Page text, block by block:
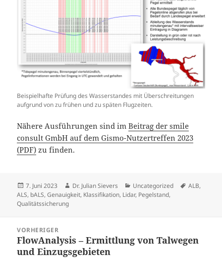
Beispielhafte Prüfung des Wasserstandes mit Überschreitungen
aufgrund von zu frühen und zu späten Flugzeiten.
Nähere Ausführungen sind imBeitrag der smile
consult GmbH auf dem Gismo-Nutzertreffen 2023
(PDF) zu finden.
Veröffentlicht
am
7. Juni 2023 Autor
Dr. Julian Sievers Kategorien
Uncategorized ALB,
ALS, bALS,Genauigkeit, Klassifikation, Lidar, Pegelstand,
Qualitätssicherung
VORHERIGER
Vorheriger
Beitrag:
FlowAnalysis – Ermittlung von Talwegen
und Einzugsgebieten